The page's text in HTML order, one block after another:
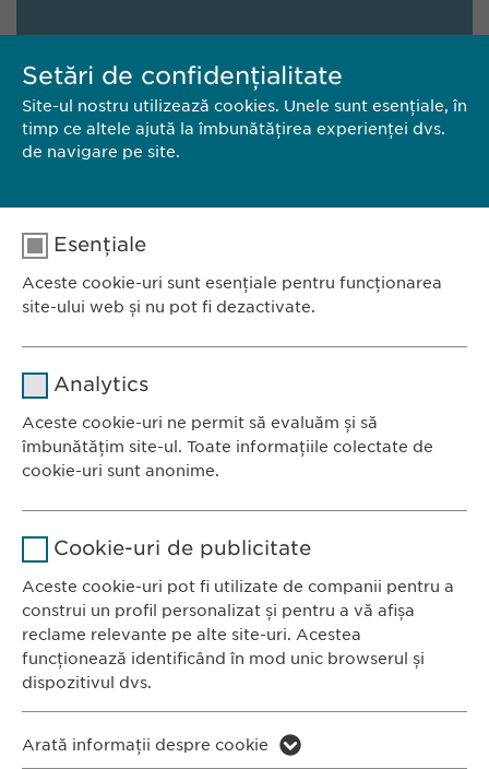
Ewopharma România SRL
Bulevardul Primăverii 19-21
România
CONTACT
Tel.: +40 21 260 13 44
Fax: +40 21 202 93 27
Setări de confidențialitate
Site-ul nostru utilizează cookies. Unele sunt esențiale, în
timp ce altele ajută la îmbunătățirea experienței dvs.
de navigare pe site.
Esențiale
Aceste cookie-uri sunt esențiale pentru funcționarea
site-ului web și nu pot fi dezactivate.
Stochează setările consimțite de
Analytics
Aceste cookie-uri ne permit să evaluăm și să
îmbunătățim site-ul. Toate informațiile colectate de
cookie-uri sunt anonime.
1 zi
Scop
Nume vuid
Cookie-uri de publicitate
Aceste cookie-uri pot fi utilizate de companii pentru a
construi un profil personalizat și pentru a vă afișa
reclame relevante pe alte site-uri. Acestea
funcționează identificând în mod unic browserul și
dispozitivul dvs.
Nume LinkedIn
Arată informații despre cookie